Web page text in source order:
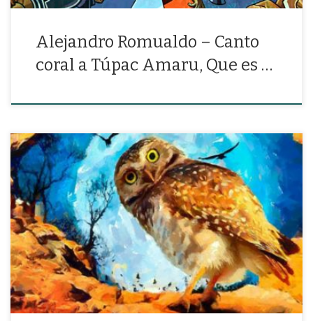
Alejandro Romualdo – Canto
coral a Túpac Amaru, Que es …
«Ya es hora de sentarme a la sombra de un libro y ser niño»